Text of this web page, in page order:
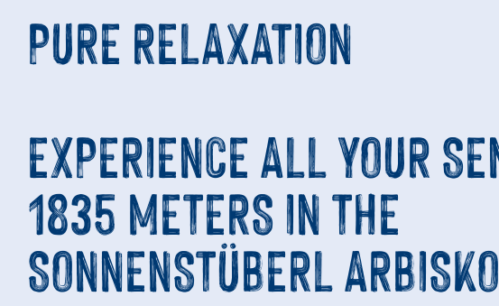
PURE RELAXATION
EXPERIENCE ALL YOUR
1835 METERS IN THE
SONNENSTÜBERL